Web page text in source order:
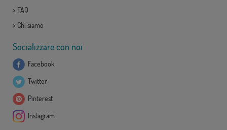
> FAQ
> Chi siamo
Socializzare con noi
Facebook
Twitter
Pinterest
Instagram